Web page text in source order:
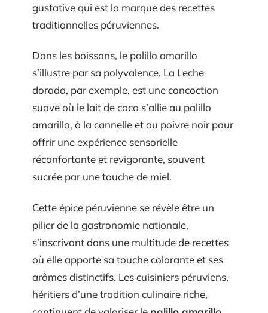
gustative qui est la marque des recettes
traditionnelles péruviennes.
Dans les boissons, le palillo amarillo
s’illustre par sa polyvalence. La Leche
dorada, par exemple, est une concoction
suave où le lait de coco s’allie au palillo
amarillo, à la cannelle et au poivre noir pour
offrir une expérience sensorielle
réconfortante et revigorante, souvent
sucrée par une touche de miel.
Cette épice péruvienne se révèle être un
pilier de la gastronomie nationale,
s’inscrivant dans une multitude de recettes
où elle apporte sa touche colorante et ses
arômes distinctifs. Les cuisiniers péruviens,
héritiers d’une tradition culinaire riche,